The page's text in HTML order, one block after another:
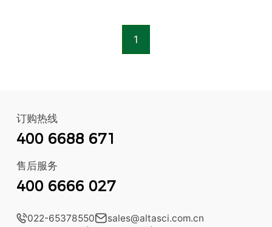
1
订购热线
400 6688 671
售后服务
400 6666 027
022-65378550sales@altasci.com.cn